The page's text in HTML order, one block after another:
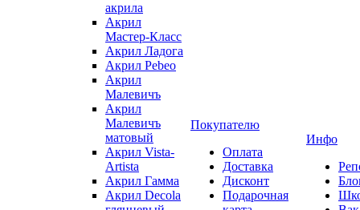
акрила
Акрил
Мастер-Класс
Акрил Ладога
Акрил Pebeo
Акрил
Малевичъ
Акрил
Малевичъ
матовый
Акрил Vista-
Artista
Акрил Гамма
Акрил Decola
Покупателю
Оплата
Доставка
Дисконт
Подарочная
Инфо